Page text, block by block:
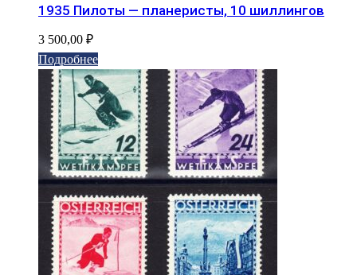
1935 Пилоты — планеристы, 10 шиллингов
3 500,00 ₽
Подробнее